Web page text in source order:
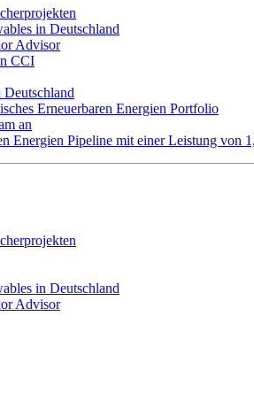
in Deutschland
Advisor
CCI
Erneuerbaren Energien Portfolio
an
Energien Pipeline mit einer Leistung von
in Deutschland
Advisor